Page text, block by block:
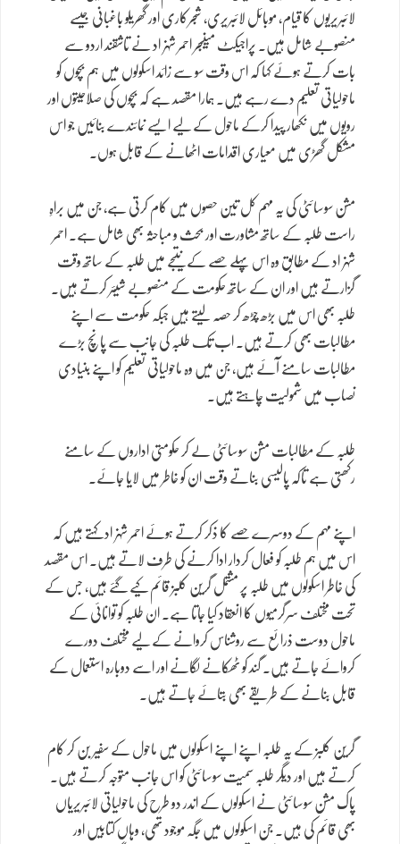
لائبریریوں کا قیام، موبائل لائبریری، شجرکاری اور گھریلو باغبانی جیسے
منصوبے شامل ہیں۔ پراجیکٹ مینیجر احمر شہزاد نے تاشقند اردو سے
بات کرتے ہوئے کہا کہ اس وقت سو سے زائد اسکولوں میں ہم بچوں کو
ماحولیاتی تعلیم دے رہے ہیں۔ ہمارا مقصد ہے کہ بچوں کی صلاحیتوں اور
رویوں میں نکھار پیدا کرکے ماحول کے لیے ایسے نمائندے بنائیں جو اس
مشکل گھڑی میں معیاری اقدامات اٹھانے کے قابل ہوں۔
مشن سوسائٹی کی یہ مہم کل تین حصوں میں کام کرتی ہے، جن میں براہِ
راست طلبہ کے ساتھ مشاورت اور بحث و مباحثہ بھی شامل ہے۔ احمر
شہزاد کے مطابق وہ اس پہلے حصے کے نتیجے میں طلبہ کے ساتھ وقت
گزارتے ہیں اور ان کے ساتھ حکومت کے منصوبے شیئر کرتے ہیں۔
طلبہ بھی اس میں بڑھ چڑھ کر حصہ لیتے ہیں جبکہ حکومت سے اپنے
مطالبات بھی کرتے ہیں۔ اب تک طلبہ کی جانب سے پانچ بڑے
مطالبات سامنے آئے ہیں، جن میں وہ ماحولیاتی تعلیم کو اپنے بنیادی
نصاب میں شمولیت چاہتے ہیں۔
طلبہ کے مطالبات مشن سوسائٹی لے کر حکومتی اداروں کے سامنے
رکھتی ہے تاکہ پالیسی بناتے وقت ان کو خاطر میں لایا جائے۔
اپنے مہم کے دوسرے حصے کا ذکر کرتے ہوئے احمر شہزاد کہتے ہیں کہ
اس میں ہم طلبہ کو فعال کردار ادا کرنے کی طرف لاتے ہیں۔ اس مقصد
کی خاطر اسکولوں میں طلبہ پر مشتمل گرین کلبز قائم کیے گئے ہیں، جس کے
تحت مختلف سرگرمیوں کا انعقاد کیا جاتا ہے۔ ان طلبہ کو توانائی کے
ماحول دوست ذرائع سے روشناس کروانے کے لیے مختلف دورے
کروائے جاتے ہیں۔ گند کو ٹھکانے لگانے اور اسے دوبارہ استعمال کے
قابل بنانے کے طریقے بھی بتائے جاتے ہیں۔
گرین کلبز کے یہ طلبہ اپنے اپنے اسکولوں میں ماحول کے سفیر بن کر کام
کرتے ہیں اور دیگر طلبہ سمیت سوسائٹی کو اس جانب متوجہ کرتے ہیں۔
پاک مشن سوسائٹی نے اسکولوں کے اندر دو طرح کی ماحولیاتی لائبریریاں
بھی قائم کی ہیں۔ جن اسکولوں میں جگہ موجود تھی، وہاں کتابیں اور